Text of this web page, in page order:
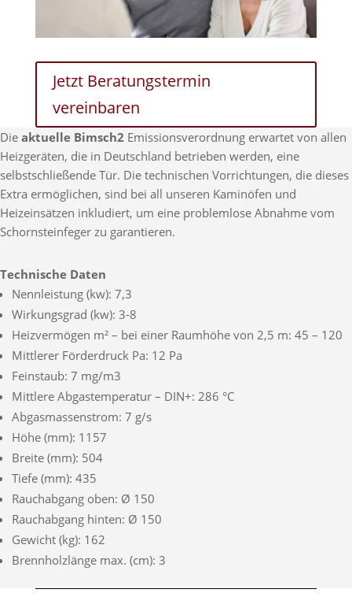
Jetzt Beratungstermin
vereinbaren
Die aktuelle Bimsch2 Emissionsverordnung erwartet von allen
Heizgeräten, die in Deutschland betrieben werden, eine
selbstschließende Tür. Die technischen Vorrichtungen, die dieses
Extra ermöglichen, sind bei all unseren Kaminöfen und
Heizeinsätzen inkludiert, um eine problemlose Abnahme vom
Schornsteinfeger zu garantieren.
Technische Daten
Nennleistung (kw): 7,3
Wirkungsgrad (kw): 3-8
Heizvermögen m² – bei einer Raumhöhe von 2,5 m: 45 – 120
Mittlerer Förderdruck Pa: 12 Pa
Feinstaub: 7 mg/m3
Mittlere Abgastemperatur – DIN+: 286 °C
Abgasmassenstrom: 7 g/s
Höhe (mm): 1157
Breite (mm): 504
Tiefe (mm): 435
Rauchabgang oben: Ø 150
Rauchabgang hinten: Ø 150
Gewicht (kg): 162
Brennholzlänge max. (cm): 3